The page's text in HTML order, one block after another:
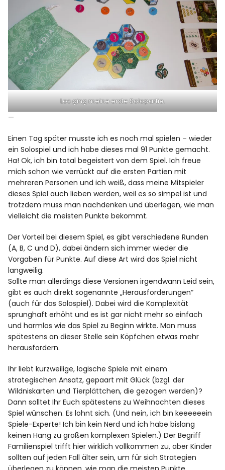
Los ging meine erste Solopartie.
—
Einen Tag später musste ich es noch mal spielen – wieder
ein Solospiel und ich habe dieses mal 91 Punkte gemacht.
Ha! Ok, ich bin total begeistert von dem Spiel. Ich freue
mich schon wie verrückt auf die ersten Partien mit
mehreren Personen und ich weiß, dass meine Mitspieler
dieses Spiel auch lieben werden, weil es so simpel ist und
trotzdem muss man nachdenken und überlegen, wie man
vielleicht die meisten Punkte bekommt.
Der Vorteil bei diesem Spiel, es gibt verschiedene Runden
(A, B, C und D), dabei ändern sich immer wieder die
Vorgaben für Punkte. Auf diese Art wird das Spiel nicht
langweilig.
Sollte man allerdings diese Versionen irgendwann Leid sein,
gibt es auch direkt sogenannte „Herausforderungen“
(auch für das Solospiel). Dabei wird die Komplexität
sprunghaft erhöht und es ist gar nicht mehr so einfach
und harmlos wie das Spiel zu Beginn wirkte. Man muss
spätestens an dieser Stelle sein Köpfchen etwas mehr
herausfordern.
Ihr liebt kurzweilige, logische Spiele mit einem
strategischen Ansatz, gepaart mit Glück (bzgl. der
Wildniskarten und Tierplättchen, die gezogen werden)?
Dann solltet Ihr Euch spätestens zu Weihnachten dieses
Spiel wünschen. Es lohnt sich. (Und nein, ich bin keeeeeein
Spiele-Experte! Ich bin kein Nerd und ich habe bislang
keinen Hang zu großen komplexen Spielen.) Der Begriff
Familienspiel trifft hier wirklich vollkommen zu, aber Kinder
sollten auf jeden Fall älter sein, um für sich Strategien